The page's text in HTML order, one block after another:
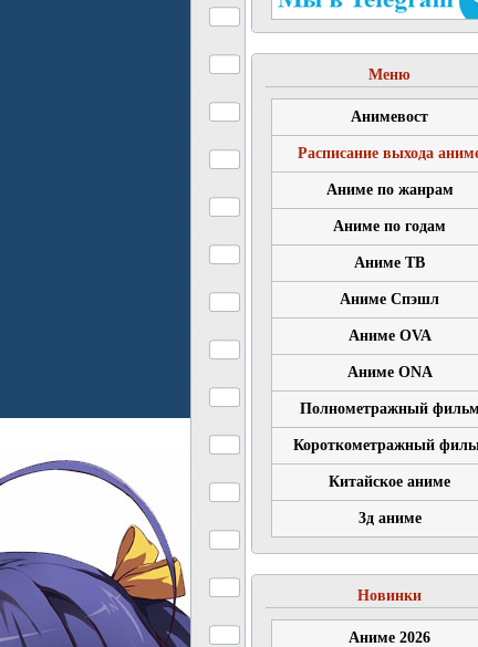
Меню
Анимевост
Расписание выхода
Аниме по жанрам
Аниме по годам
Аниме ТВ
Аниме Спэшл
Аниме OVA
Аниме ONA
Полнометражный фильм
Короткометражный
Китайское аниме
3д аниме
Новинки
Аниме 2026